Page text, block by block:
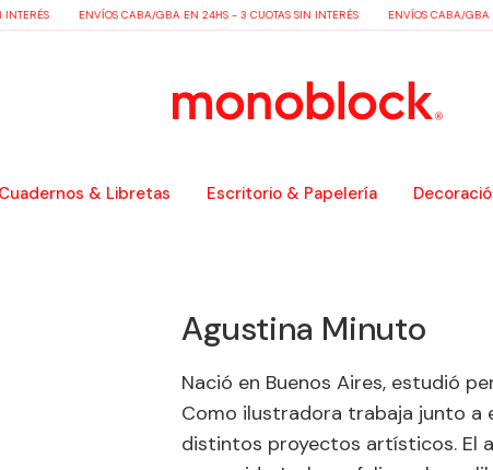
ENVÍOS CABA/GBA EN 24HS - 3 CUOTAS SIN INTERÉS ENVÍOS CABA/GBA
Cuadernos & Libretas Escritorio & Papelería
Agustina Minuto
Nació en Buenos Aires, estudió
Como ilustradora trabaja junto a
distintos proyectos artísticos. El